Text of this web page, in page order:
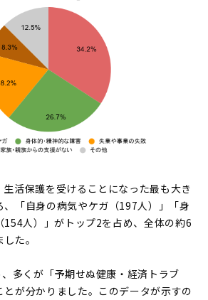
活保護を受けることになった最も大き
、「自身の病気やケガ（197人）」「身
154人）」がトップ2を占め、全体の約6
た。
多くが「予期せぬ健康・経済トラブ
が分かりました。このデータが示すの